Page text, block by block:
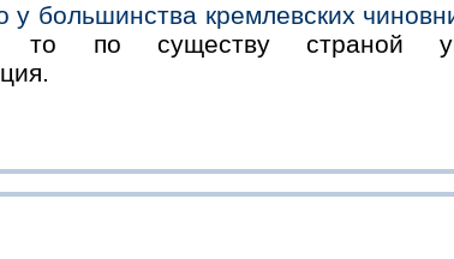
у большинства кремлевских
то по существу страной